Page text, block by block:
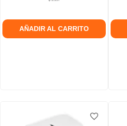
AÑADIR AL CARRITO
favorite_border
favorite_border
favorite_border